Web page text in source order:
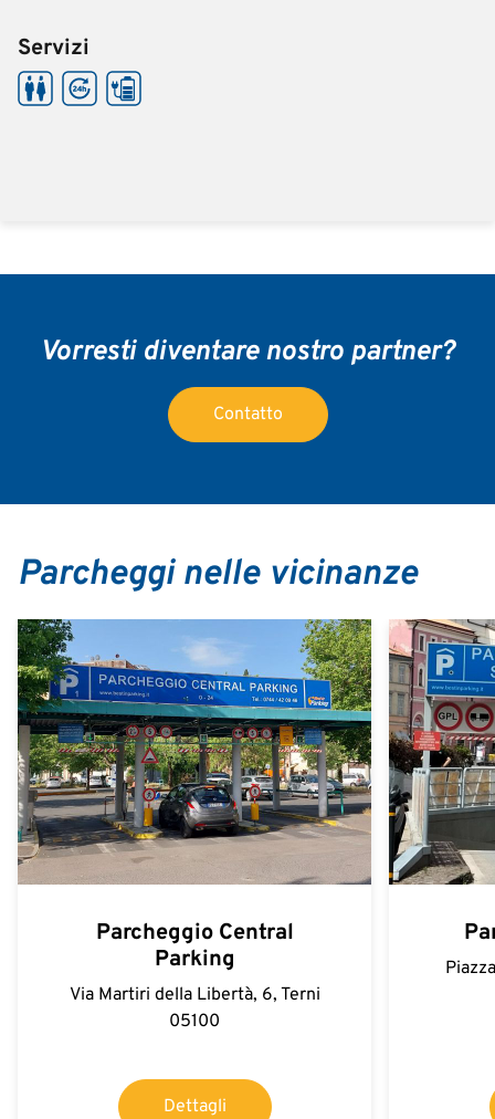
Servizi
Vorresti diventare nostro partner?
Contatto
Parcheggi nelle vicinanze
Parcheggio Central
Parking
Via Martiri della Libertà, 6, Terni
05100
Dettagli